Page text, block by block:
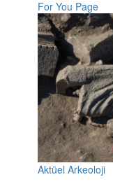
For You Page
Aktüel Arkeoloji